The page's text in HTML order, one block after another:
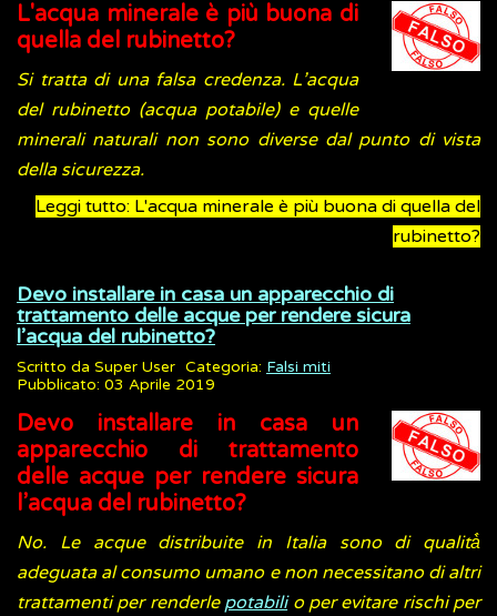
L'acqua minerale è più buona di
quella del rubinetto?
Si tratta di una falsa credenza. L’acqua
del rubinetto (acqua potabile) e quelle
minerali naturali non sono diverse dal punto di vista
della sicurezza.
Leggi tutto: L'acqua minerale è più buona di quella del
rubinetto?
Devo installare in casa un apparecchio di
trattamento delle acque per rendere sicura
l’acqua del rubinetto?
Scritto da Super User Categoria: Falsi miti
Pubblicato: 03 Aprile 2019
Devo installare in casa un
apparecchio di trattamento
delle acque per rendere sicura
l’acqua del rubinetto?
No. Le acque distribuite in Italia sono di qualità̀
adeguata al consumo umano e non necessitano di altri
trattamenti per renderle potabilio per evitare rischi per